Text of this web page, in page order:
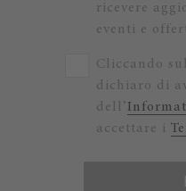
ricevere
eventi e
Cliccando
dichiaro di
dell’
accettare i